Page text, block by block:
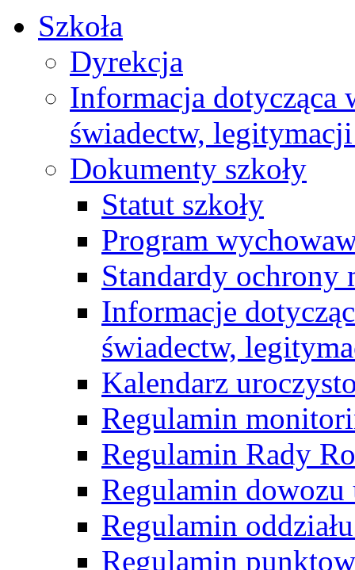
Szkoła
Dyrekcja
Informacja dotycząca
świadectw,
Dokumenty szkoły
Statut szkoły
Program
Standardy ochrony
Informacje
świadectw,
Kalendarz
Regulamin
Regulamin Rady
Regulamin dowozu
Regulamin
Regulamin